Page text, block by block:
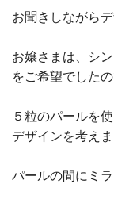
お聞きしながら
お嬢さまは、シ
をご希望でしたの
５粒のパールを
デザインを考えま
パールの間にミ